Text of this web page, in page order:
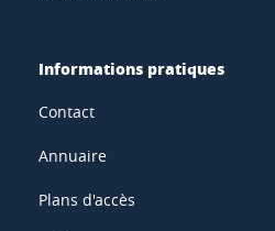
Informations pratiques
Contact
Annuaire
Plans d'accès